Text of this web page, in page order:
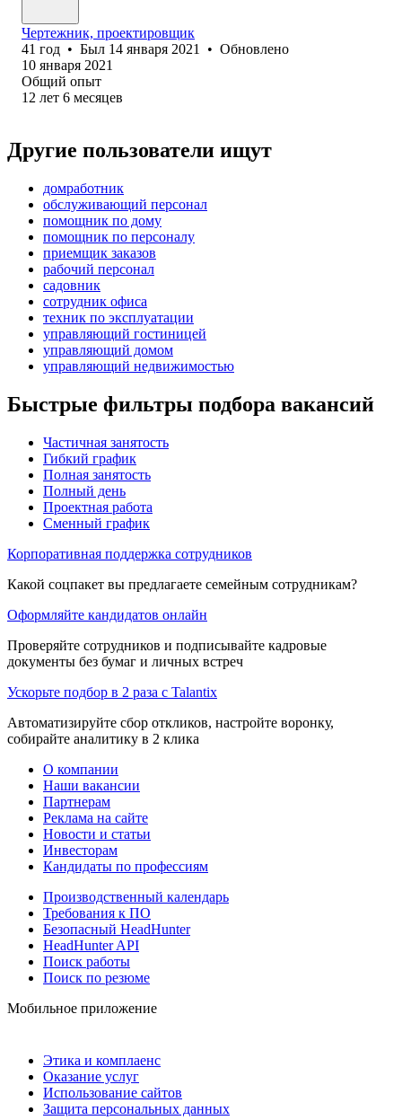
Чертежник, проектировщик
41 год • Был 14 января 2021 • Обновлено
10 января 2021
Общий опыт
12 лет 6 месяцев
Другие пользователи ищут
домработник
обслуживающий персонал
помощник по дому
помощник по персоналу
приемщик заказов
рабочий персонал
садовник
сотрудник офиса
техник по эксплуатации
управляющий гостиницей
управляющий домом
управляющий недвижимостью
Быстрые фильтры подбора вакансий
Частичная занятость
Гибкий график
Полная занятость
Полный день
Проектная работа
Сменный график
Корпоративная поддержка сотрудников
Какой соцпакет вы предлагаете семейным сотрудникам?
Оформляйте кандидатов онлайн
Проверяйте сотрудников и подписывайте кадровые
документы без бумаг и личных встреч
Ускорьте подбор в 2 раза с Talantix
Автоматизируйте сбор откликов, настройте воронку,
собирайте аналитику в 2 клика
О компании
Наши вакансии
Партнерам
Реклама на сайте
Новости и статьи
Инвесторам
Кандидаты по профессиям
Производственный календарь
Требования к ПО
Безопасный HeadHunter
HeadHunter API
Поиск работы
Поиск по резюме
Мобильное приложение
Этика и комплаенс
Оказание услуг
Использование сайтов
Защита персональных данных